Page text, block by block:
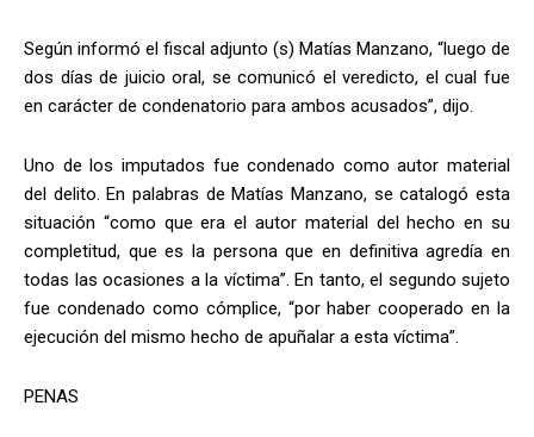
Según informó el fiscal adjunto (s) Matías Manzano, “luego de
dos días de juicio oral, se comunicó el veredicto, el cual fue
en carácter de condenatorio para ambos acusados”, dijo.
Uno de los imputados fue condenado como autor material
del delito. En palabras de Matías Manzano, se catalogó esta
situación “como que era el autor material del hecho en su
completitud, que es la persona que en definitiva agredía en
todas las ocasiones a la víctima”. En tanto, el segundo sujeto
fue condenado como cómplice, “por haber cooperado en la
ejecución del mismo hecho de apuñalar a esta víctima”.
PENAS